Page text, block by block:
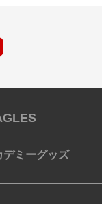
デミーグッズ